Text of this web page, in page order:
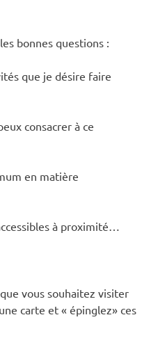
bonnes questions :
que je désire faire
consacrer à ce
en matière
à proximité…
vous souhaitez visiter
carte et « épinglez» ces